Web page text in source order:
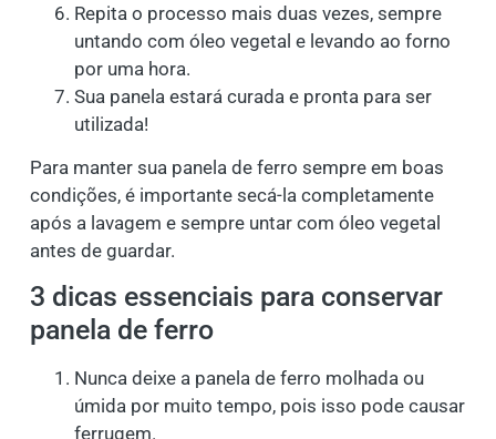
Repita o processo mais duas vezes, sempre
untando com óleo vegetal e levando ao forno
por uma hora.
Sua panela estará curada e pronta para ser
utilizada!
Para manter sua panela de ferro sempre em boas
condições, é importante secá-la completamente
após a lavagem e sempre untar com óleo vegetal
antes de guardar.
3 dicas essenciais para conservar
panela de ferro
Nunca deixe a panela de ferro molhada ou
úmida por muito tempo, pois isso pode causar
ferrugem.